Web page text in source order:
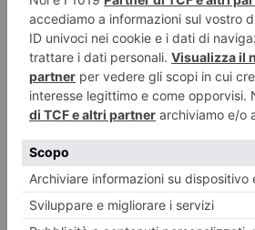
7 AGOSTO 2026
Spaccio: la polizia sequestra 33 kg